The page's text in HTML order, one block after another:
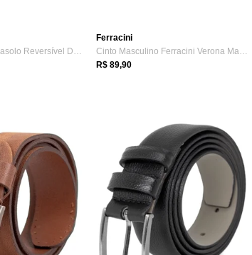
Cinto Masculino Fasolo Reversível Dupla ...
Ferracini
Cinto Masculino Ferracini Verona Marrom
R$ 89,90